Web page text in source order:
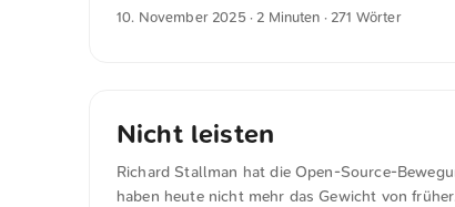
meinen Sie damit? Die Kommission sagt
sollte, vollständig von US-kontrollierten
10. November 2025 · 2 Minuten · 271 Wörter
Nicht leisten
Richard Stallman hat die Open-Source-
haben heute nicht mehr das Gewicht von